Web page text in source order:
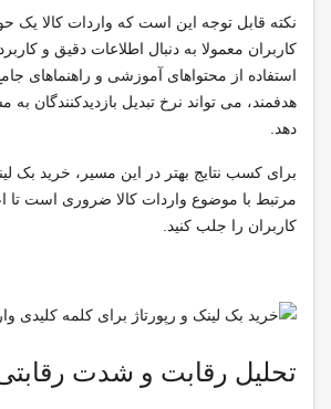
نکته قابل توجه این است که واردات کالا
کاربران معمولا به دنبال اطلاعات دقیق و
استفاده از محتواهای آموزشی و راهنماهای
هدفمند، می تواند نرخ تبدیل بازدیدکنندگان
دهد.
برای کسب نتایج بهتر در این مسیر، خرید بک
مرتبط با موضوع واردات کالا ضروری است تا
کاربران را جلب کنید.
تحلیل رقابت و شدت